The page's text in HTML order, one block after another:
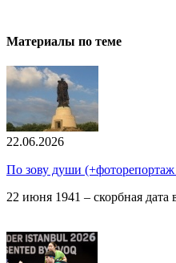
Материалы по теме
22.06.2026
По зову души
22 июня 1941 – скорбная дата